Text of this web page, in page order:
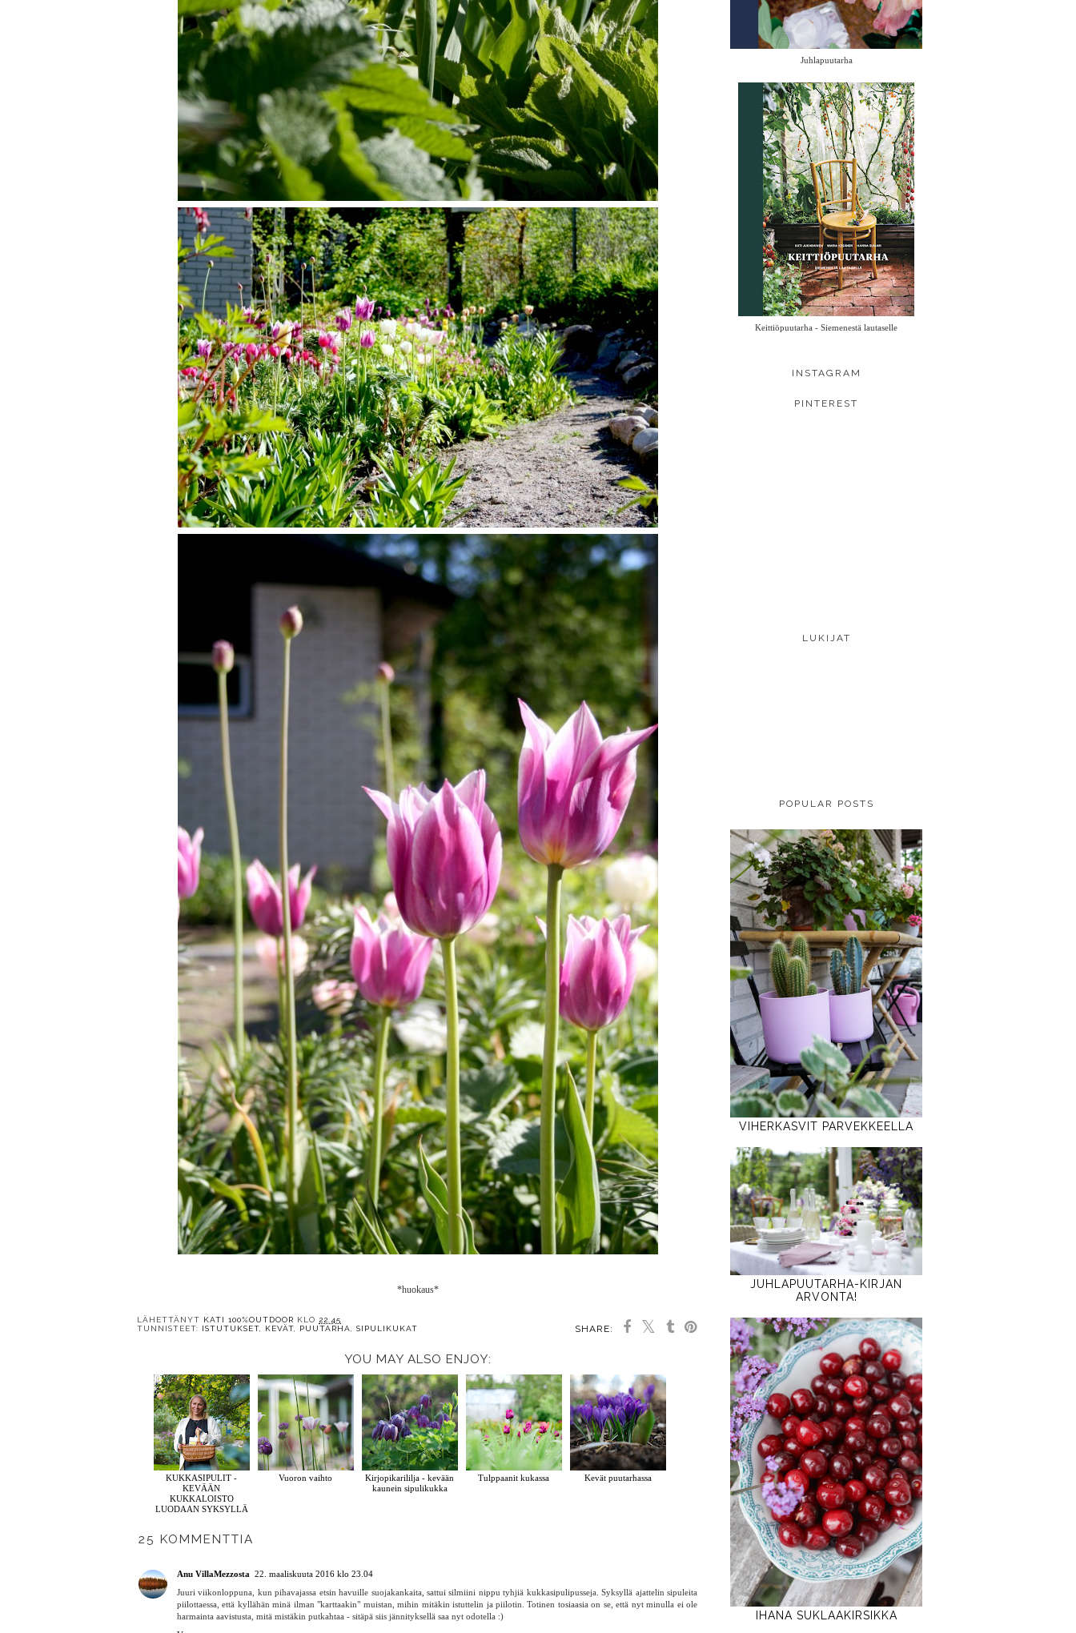
*huokaus*
SHARE:
YOU MAY ALSO ENJOY:
KUKKASIPULIT -
KEVÄÄN
KUKKALOISTO
LUODAAN SYKSYLLÄ
Vuoron vaihto
Kirjopikarililja - kevään
kaunein sipulikukka
Tulppaanit kukassa Kevät puutarhassa
LÄHETTÄNYT KATI 100%OUTDOOR KLO 22.45
TUNNISTEET: ISTUTUKSET, KEVÄT, PUUTARHA, SIPULIKUKAT
25 KOMMENTTIA
Anu VillaMezzosta 22. maaliskuuta 2016 klo 23.04
Juuri viikonloppuna, kun pihavajassa etsin havuille suojakankaita, sattui silmiini nippu tyhjiä kukkasipulipusseja. Syksyllä ajattelin sipuleita
piilottaessa, että kyllähän minä ilman "karttaakin" muistan, mihin mitäkin istuttelin ja piilotin. Totinen tosiaasia on se, että nyt minulla ei ole
harmainta aavistusta, mitä mistäkin putkahtaa - sitäpä siis jännityksellä saa nyt odotella :)
Juhlapuutarha
Keittiöpuutarha - Siemenestä lautaselle
INSTAGRAM
PINTEREST
LUKIJAT
POPULAR POSTS
VIHERKASVIT PARVEKKEELLA
JUHLAPUUTARHA-KIRJAN
ARVONTA!
IHANA SUKLAAKIRSIKKA